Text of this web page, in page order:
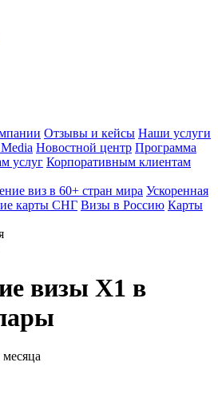
Отзывы и кейсы Наши услуги
Новостной центр Программа
услуг Корпоративным клиентам
виз в 60+ стран мира Ускоренная
карты СНГ Визы в Россию Карты
визы Х1 в